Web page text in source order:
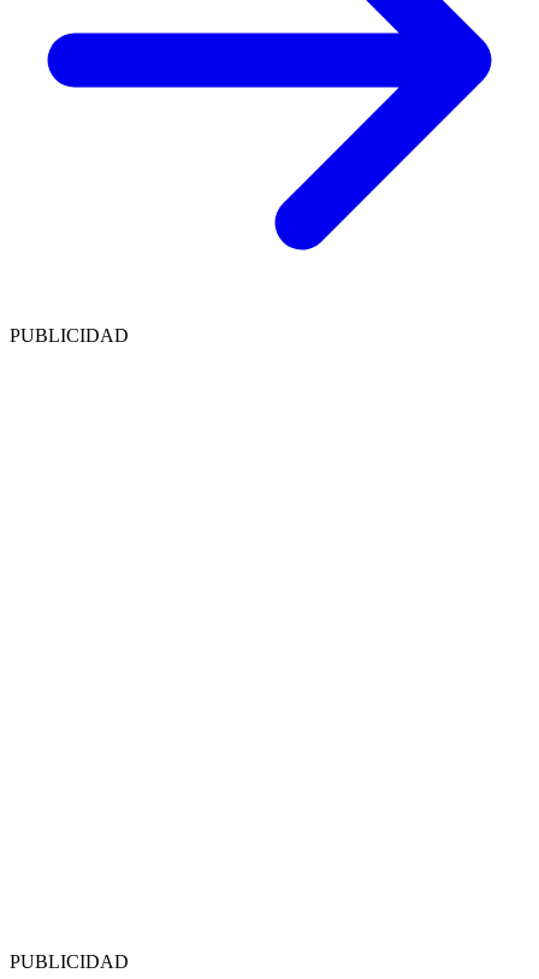
PUBLICIDAD
PUBLICIDAD